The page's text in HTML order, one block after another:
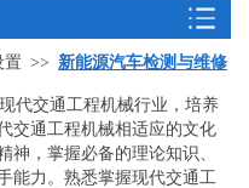
置 >> 新能源汽车检测与维修
交通工程机械行业，培养
交通工程机械相适应的文化
神，掌握必备的理论知识、
能力。熟悉掌握现代交通工